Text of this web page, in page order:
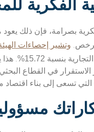
الفكرية
بصرامة، فإن ذلك
وتشير إحصاءات
بنسبة 15.72
%. هذا
في القطاع